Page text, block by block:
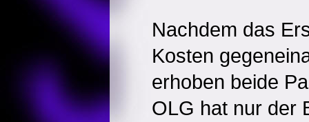
Nachdem das
Kosten
erhoben beide
OLG hat nur der